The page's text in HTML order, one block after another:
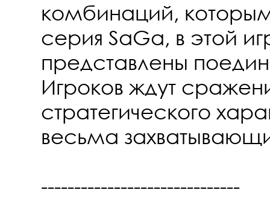
комбинаций,
серия SaGa, в этой
представлены
Игроков ждут
стратегического
весьма
------------------------------